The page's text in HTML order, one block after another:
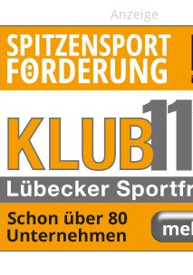
Anzeige